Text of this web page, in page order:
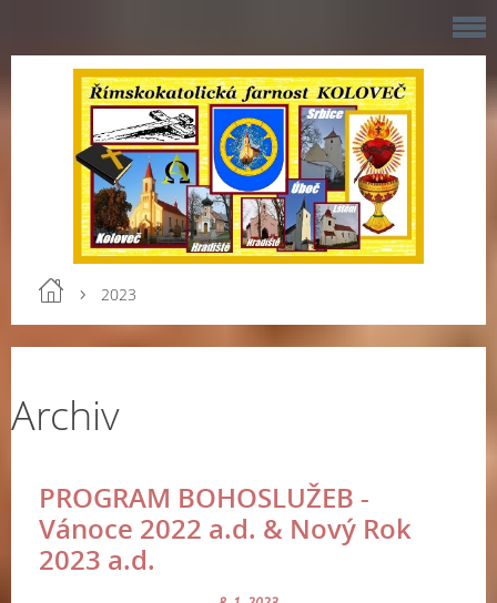
2023
Archiv
PROGRAM BOHOSLUŽEB -
Vánoce 2022 a.d. & Nový Rok
2023 a.d.